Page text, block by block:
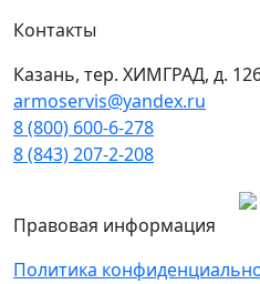
Контакты
Казань, тер. ХИМГРАД, д.
armoservis@yandex.ru
8 (800) 600-6-278
8 (843) 207-2-208
Правовая информация
Политика